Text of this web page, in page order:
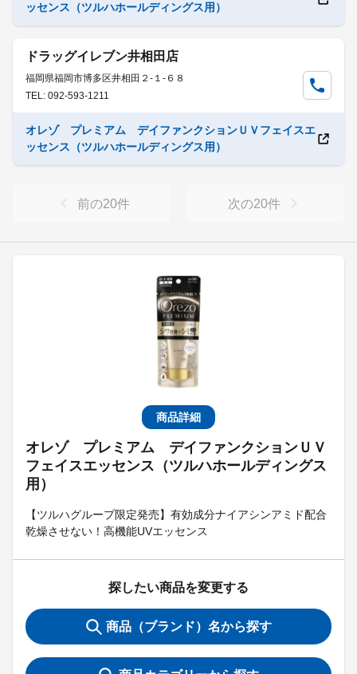
商品詳細
オレゾ プレミアム デイファンクションＵＶ
フェイスエッセンス（ツルハホールディングス
用）
【ツルハグループ限定発売】有効成分ナイアシンアミド配合
乾燥させない！高機能UVエッセンス
探したい商品を変更する
商品（ブランド）名から探す
ッセンス（ツルハホールディングス用）
ドラッグイレブン井相田店
福岡県福岡市博多区井相田２-１-６８
TEL: 092-593-1211
オレゾ プレミアム デイファンクションＵＶフェイスエ
ッセンス（ツルハホールディングス用）
前の20件 次の20件